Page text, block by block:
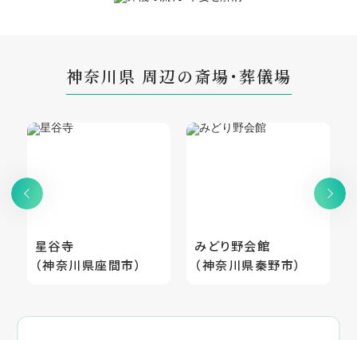
神奈川県 周辺の斎場・葬儀場
星谷寺
（神奈川県座間市）
みどり野会館
（神奈川県秦野市）